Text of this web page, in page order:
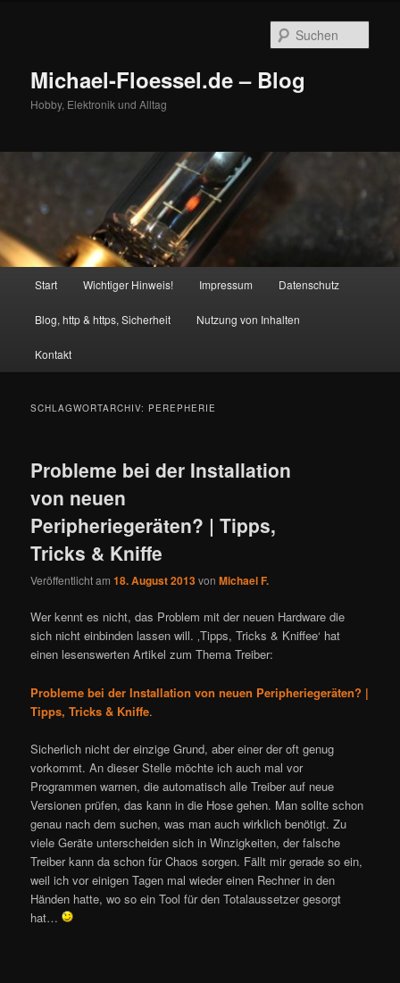
Michael-Floessel.de – Blog
Hobby, Elektronik und Alltag
Start Wichtiger Hinweis! Impressum Datenschutz
Blog, http & https, Sicherheit Nutzung von Inhalten
Kontakt
SCHLAGWORTARCHIV: PEREPHERIE
Probleme bei der Installation
von neuen
Peripheriegeräten? | Tipps,
Tricks & Kniffe
Veröffentlicht am18. August 2013vonMichael F.
Wer kennt es nicht, das Problem mit der neuen Hardware die
sich nicht einbinden lassen will. ‚Tipps, Tricks & Kniffee‘ hat
einen lesenswerten Artikel zum Thema Treiber:
Probleme bei der Installation von neuen Peripheriegeräten? |
Tipps, Tricks & Kniffe.
Sicherlich nicht der einzige Grund, aber einer der oft genug
vorkommt. An dieser Stelle möchte ich auch mal vor
Programmen warnen, die automatisch alle Treiber auf neue
Versionen prüfen, das kann in die Hose gehen. Man sollte schon
genau nach dem suchen, was man auch wirklich benötigt. Zu
viele Geräte unterscheiden sich in Winzigkeiten, der falsche
Treiber kann da schon für Chaos sorgen. Fällt mir gerade so ein,
weil ich vor einigen Tagen mal wieder einen Rechner in den
Händen hatte, wo so ein Tool für den Totalaussetzer gesorgt
hat…